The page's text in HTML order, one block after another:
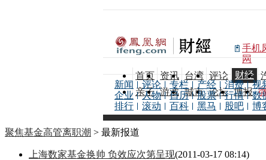
手机
网
首页 资讯 台湾 评论 财经
亲子 游戏 城市 论坛 博报
新闻 评论 专栏 产经 消费 视
企业
人物 日历 股票 行情 数
排行
滚动 百科 黑马 股吧 博
聚焦基金高管离职潮 > 最新报道
上海数家基金换帅 负效应次第呈现(2011-03-17 08:14)